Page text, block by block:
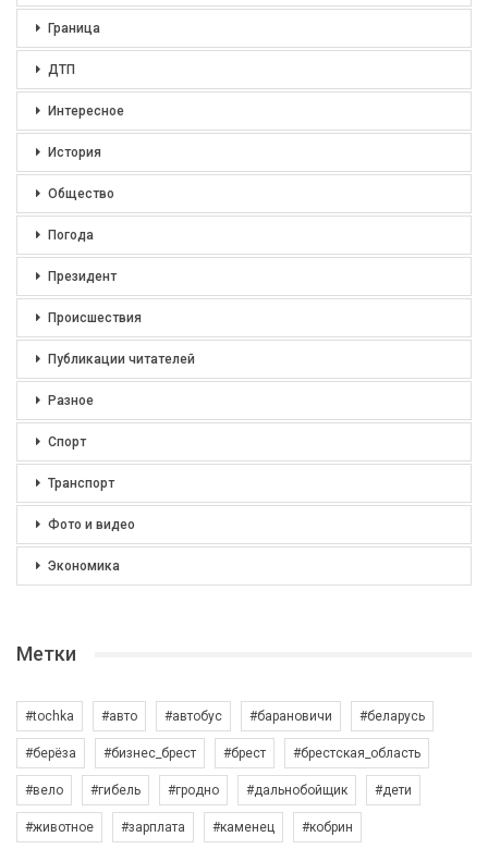
Граница
ДТП
Интересное
История
Общество
Погода
Президент
Происшествия
Публикации читателей
Разное
Спорт
Транспорт
Фото и видео
Экономика
Метки
#tochka #авто #автобус #барановичи #беларусь
#берёза #бизнес_брест #брест #брестская_область
#вело #гибель #гродно #дальнобойщик #дети
#животное #зарплата #каменец #кобрин